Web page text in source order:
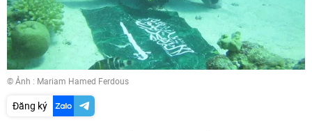
© Ảnh : Mariam Hamed Ferdous
Đăng ký